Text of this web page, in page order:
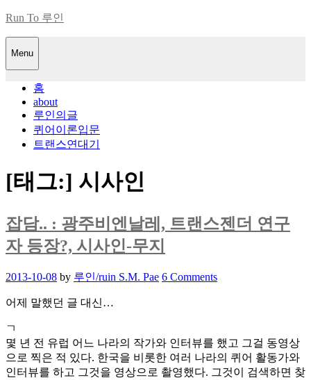
Skip
content
Run To 루인
Menu
홈
about
루인의글
퀴어이론입문
트랜스연대기
[태그:] 시사인
잡담.. : 광주비엔날레, 트랜스젠더 연구
자 등장?, 시사인-무지
Posted
2013-10-08 by 루인/ruin S.M. Pae 6 Comments
어제 말했던 글 대신…
ㄱ
몇 년 전 유럽 어느 나라의 작가와 인터뷰를 했고 그걸 동영상
으로 찍은 적 있다. 한국을 비롯한 여러 나라의 퀴어 활동가와
인터뷰를 하고 그것을 영상으로 촬영했다. 그것이 검색하면 찾